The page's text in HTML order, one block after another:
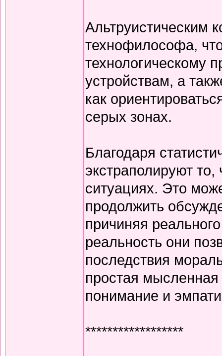
Альтруистическим
технофилософа,
технологическому
устройствам, а
как
серых зонах.
Благодаря
экстраполируют то,
ситуациях. Это
продолжить
причиняя
реальность они
последствия
простая
понимание и
******************